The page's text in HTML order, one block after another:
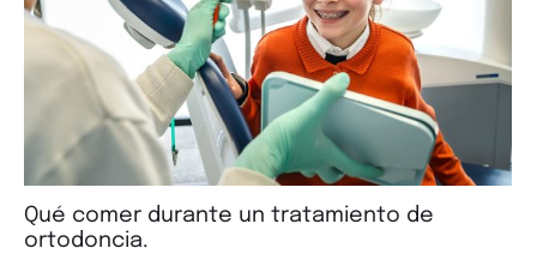
Qué comer durante un tratamiento de
ortodoncia.